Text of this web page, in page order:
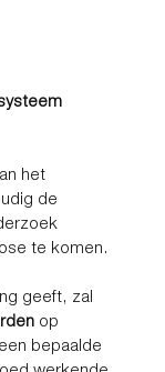
het
de
te komen.
geeft, zal
op
bepaalde